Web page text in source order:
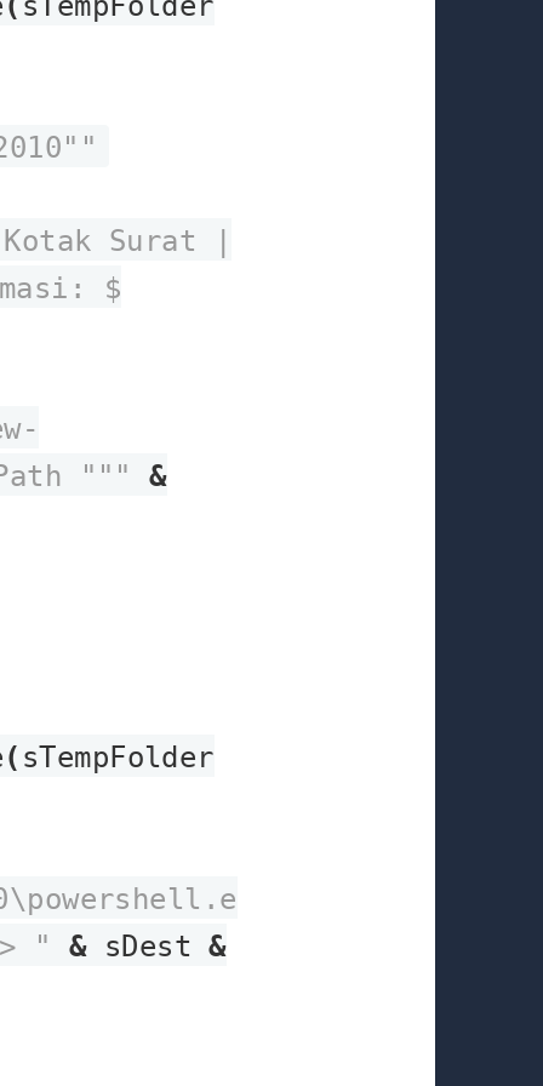
Surat |
$
"""
&
( sTempFolder
" &sDest&